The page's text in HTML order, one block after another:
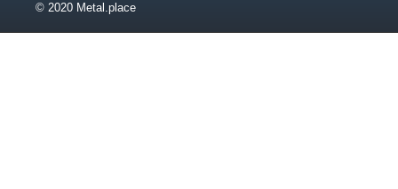
10
© 2020 Metal.place